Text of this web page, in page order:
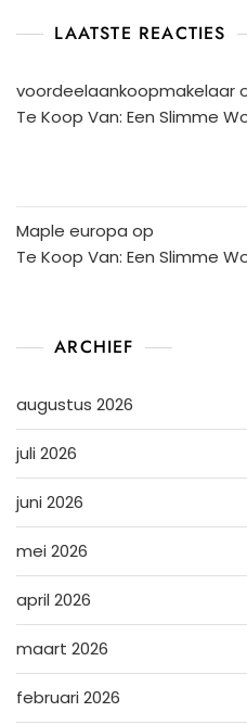
LAATSTE REACTIES
voordeelaankoopmakelaar
Te Koop Van: Een Slimme
Maple europa op
Te Koop Van: Een Slimme
ARCHIEF
augustus 2026
juli 2026
juni 2026
mei 2026
april 2026
maart 2026
februari 2026